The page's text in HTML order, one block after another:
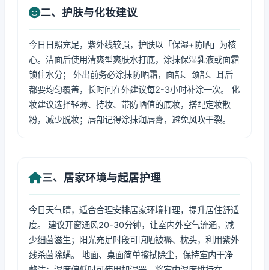
二、护肤与化妆建议
今日日照充足，紫外线较强，护肤以「保湿+防晒」为核
心。洁面后使用清爽型爽肤水打底，涂抹保湿乳液或面霜
锁住水分； 外出前务必涂抹防晒霜，面部、颈部、耳后
都要均匀覆盖，长时间在外建议每2-3小时补涂一次。 化
妆建议选择轻薄、持妆、带防晒值的底妆，搭配定妆散
粉，减少脱妆；唇部记得涂抹润唇膏，避免风吹干裂。
三、居家环境与起居护理
今日天气晴，适合合理安排居家环境打理，提升居住舒适
度。 建议开窗通风20-30分钟，让室内外空气流通，减
少细菌滋生；阳光充足时段可晾晒被褥、枕头，利用紫外
线杀菌除螨。 地面、桌面简单擦拭除尘，保持室内干净